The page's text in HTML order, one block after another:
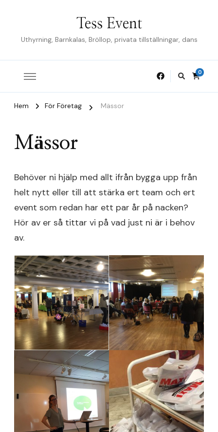
Tess Event
Uthyrning, Barnkalas, Bröllop, privata tillställningar, dans
0
Hem För Företag Mässor
Mässor
Behöver ni hjälp med allt ifrån bygga upp från
helt nytt eller till att stärka ert team och ert
event som redan har ett par år på nacken?
Hör av er så tittar vi på vad just ni är i behov
av.